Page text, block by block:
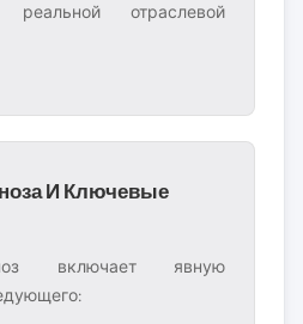
отраслевой
И Ключевые
включает явную